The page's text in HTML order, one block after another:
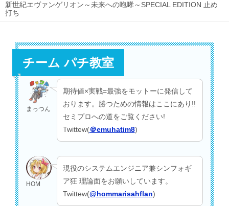
新世紀エヴァンゲリオン～未来への咆哮～SPECIAL EDITION 止め
打ち
チーム パチ教室
まっつん
期待値×実戦=最強をモットーに発信して
おります。勝つための情報はここにあり!!
セミプロへの道をご覧ください!
Twittew(＠emuhatim8)
HOM
現役のシステムエンジニア兼シンフォギ
ア狂 理論面をお願いしています。
Twittew(@hommarisahflan)